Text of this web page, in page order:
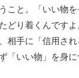
こと。「いい物
どり着くんです
相手に「信用さ
いい物」を身に